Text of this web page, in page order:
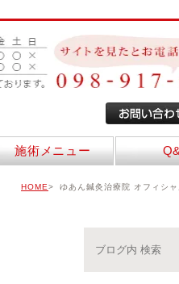
施術メニュー
HOME ゆあん鍼灸治療院 オフィシ